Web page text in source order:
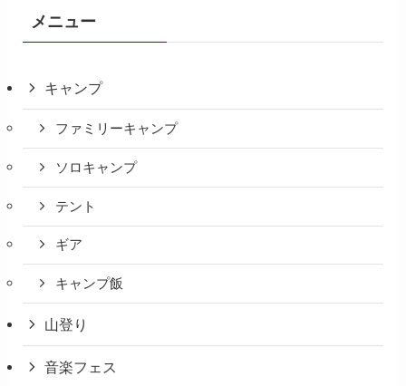
メニュー
キャンプ
ファミリーキャンプ
ソロキャンプ
テント
ギア
キャンプ飯
山登り
音楽フェス